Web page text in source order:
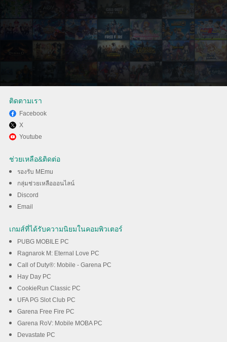
สนุกกับการเล่น Robbery Bob 2:
Double Trouble บนพีซีด้วย
ติดตามเรา
Facebook
X
Youtube
ช่วยเหลือ&ติดต่อ
รองรับ MEmu
กลุ่มช่วยเหลือออนไลน์
Discord
Email
เกมส์ที่ได้รับความนิยมในคอมพิวเตอร์
PUBG MOBILE PC
Ragnarok M: Eternal Love PC
Call of Duty®: Mobile - Garena PC
Hay Day PC
CookieRun Classic PC
UFA PG Slot Club PC
Garena Free Fire PC
Garena RoV: Mobile MOBA PC
Devastate PC